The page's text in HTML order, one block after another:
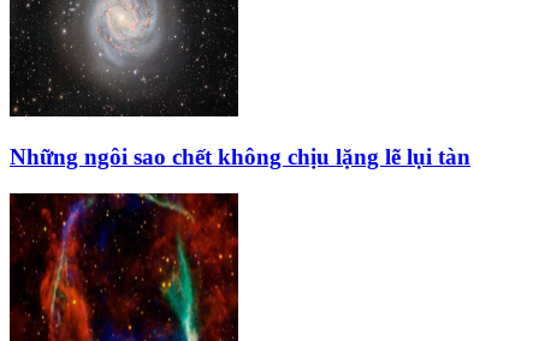
Những ngôi sao chết không chịu lặng lẽ lụi tàn